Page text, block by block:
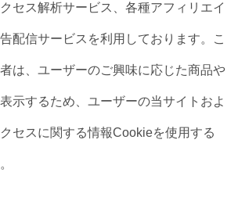
セス解析サービス、各種アフィリエイ
配信サービスを利用しております。こ
は、ユーザーのご興味に応じた商品や
示するため、ユーザーの当サイトおよ
セスに関する情報Cookieを使用する